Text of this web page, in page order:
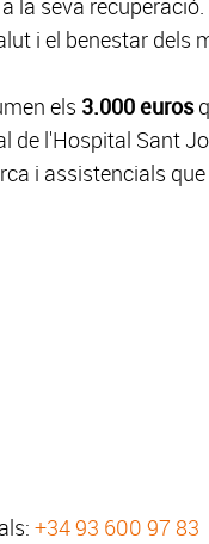
la seva
i el benestar dels
els 3.000 euros
de l'Hospital Sant
i assistencials
+34 93 600 97 83